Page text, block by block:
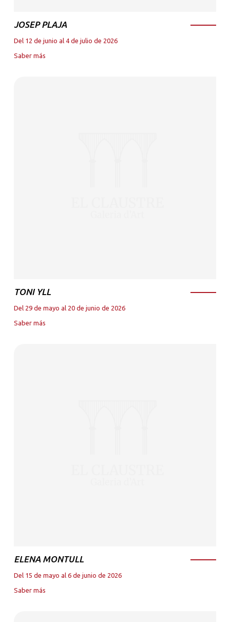
JOSEP PLAJA
Del 12 de junio al 4 de julio de 2026
Saber más
TONI YLL
Del 29 de mayo al 20 de junio de 2026
Saber más
ELENA MONTULL
Del 15 de mayo al 6 de junio de 2026
Saber más